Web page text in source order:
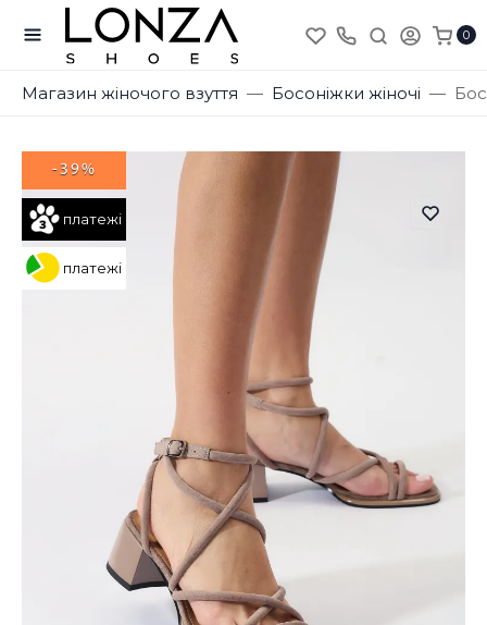
0
Магазин жіночого взуття Босоніжки жіночі
платежі
платежі
-39%